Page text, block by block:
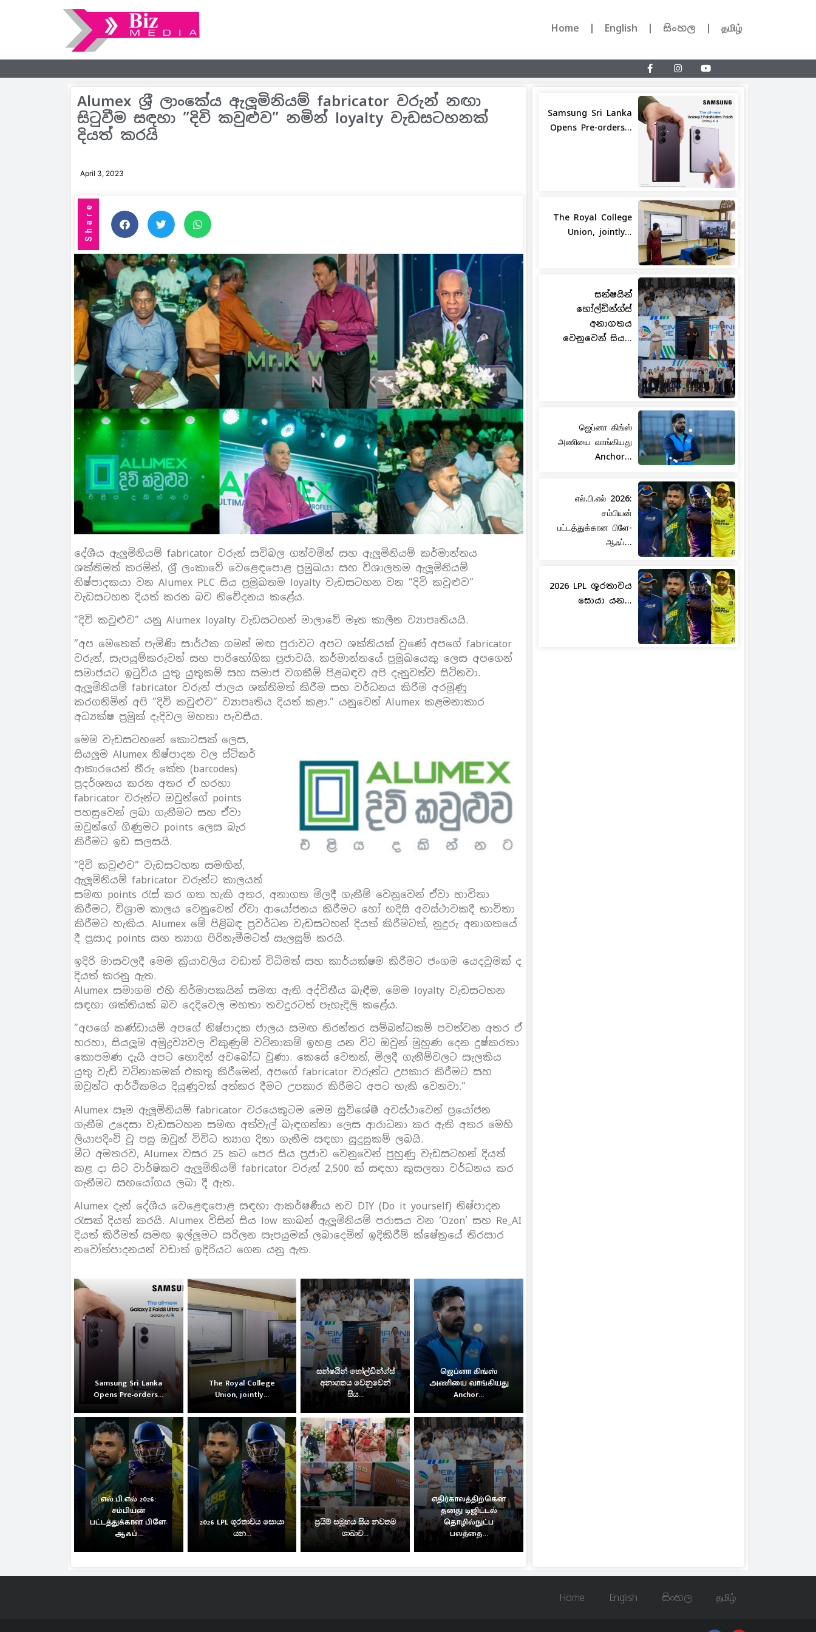
Home English සිංහල தமிழ்
Alumex ශ‍්‍රී ලාංකේය ඇලූමිනියම් fabricator වරුන් නඟා
සිටුවීම සඳහා ”දිවි කවුළුව” නමින් loyalty වැඩසටහනක්
දියත් කරයි
April 3, 2023
Share Share
දේශීය ඇලූමිනියම් fabricator වරුන් සවිබල ගන්වමින් සහ ඇලූමිනියම් කර්මාන්තය
ශක්තිමත් කරමින්, ශ‍්‍රී ලංකාවේ වෙළෙඳපොළ ප‍්‍රමුඛයා සහ විශාලතම ඇලූමිනියම්
නිෂ්පාදකයා වන Alumex PLC සිය ප‍්‍රමුඛතම loyalty වැඩසටහන වන ”දිවි කවුළුව”
වැඩසටහන දියත් කරන බව නිවේදනය කළේය.
”දිවි කවුළුව” යනු Alumex loyalty වැඩසටහන් මාලාවේ මෑත කාලීන ව්‍යාපෘතියයි.
”අප මෙතෙක් පැමිණි සාර්ථක ගමන් මඟ පුරාවට අපට ශක්තියක් වුණේ අපගේ fabricator
වරුන්, සැපයුම්කරුවන් සහ පාරිභෝගික ප‍්‍රජාවයි. කර්මාන්තයේ ප‍්‍රමුඛයෙකු ලෙස අපගෙන්
සමාජයට ඉටුවිය යුතු යුතුකම් සහ සමාජ වගකීම් පිළබඳව අපි දැනුවත්ව සිටිනවා.
ඇලූමිනියම් fabricator වරුන් ජාලය ශක්තිමත් කිරීම සහ වර්ධනය කිරීම අරමුණු
කරගනිමින් අපි ”දිවි කවුළුව” ව්‍යාපෘතිය දියත් කළා.” යනුවෙන් Alumex කළමනාකාර
අධ්‍යක්ෂ ප‍්‍රමුක් දැදිවල මහතා පැවසීය.
මෙම වැඩසටහනේ කොටසක් ලෙස,
සියලූම Alumex නිෂ්පාදන වල ස්ටිකර්
ආකාරයෙන් තීරු කේත (barcodes)
ප‍්‍රදර්ශනය කරන අතර ඒ හරහා
fabricator වරුන්ට ඔවුන්ගේ points
පහසුවෙන් ලබා ගැනීමට සහ ඒවා
ඔවුන්ගේ ගිණුමට points ලෙස බැර
කිරීමට ඉඩ සලසයි.
”දිවි කවුළුව” වැඩසටහන සමඟින්,
ඇලූමිනියම් fabricator වරුන්ට කාලයත්
සමඟ points රැස් කර ගත හැකි අතර, අනාගත මිලදී ගැනීම් වෙනුවෙන් ඒවා භාවිතා
කිරීමට, විශ‍්‍රාම කාලය වෙනුවෙන් ඒවා ආයෝජනය කිරීමට හෝ හදිසි අවස්ථාවකදී භාවිතා
කිරීමට හැකිය. Alumex මේ පිළිබඳ ප‍්‍රවර්ධන වැඩසටහන් දියත් කිරීමටත්, නුදුරු අනාගතයේ
දී ප‍්‍රසාද points සහ ත්‍යාග පිරිනැමීමටත් සැලසුම් කරයි.
ඉදිරි මාසවලදී මෙම ක‍්‍රියාවලිය වඩාත් විධිමත් සහ කාර්යක්ෂම කිරීමට ජංගම යෙදවුමක් ද
දියත් කරනු ඇත.
Alumex සමාගම එහි නිර්මාපකයින් සමඟ ඇති අද්විතීය බැඳීම, මෙම loyalty වැඩසටහන
සඳහා ශක්තියක් බව දෙදිවෙල මහතා තවදුරටත් පැහැදිලි කළේය.
”අපගේ කණ්ඩායම් අපගේ නිෂ්පාදක ජාලය සමඟ නිරන්තර සම්බන්ධකම් පවත්වන අතර ඒ
හරහා, සියලූම අමුද්‍රව්‍යවල විකුණුම් වටිනාකම් ඉහළ යන විට ඔවුන් මුහුණ දෙන දුෂ්කරතා
කොපමණ දැයි අපට හොදින් අවබෝධ වුණා. කෙසේ වෙතත්, මිලදී ගැනීම්වලට සැලකිය
යුතු වැඩි වටිනාකමක් එකතු කිරීමෙන්, අපගේ fabricator වරුන්ට උපකාර කිරීමට සහ
ඔවුන්ට ආර්ථිකමය දියුණුවක් අත්කර දීමට උපකාර කිරීමට අපට හැකි වෙනවා.”
Alumex සෑම ඇලූමිනියම් fabricator වරයෙකුටම මෙම සුවිශේෂී අවස්ථාවෙන් ප‍්‍රයෝජන
ගැනීම උදෙසා වැඩසටහන සමඟ අත්වැල් බැඳගන්නා ලෙස ආරාධනා කර ඇති අතර මෙහි
ලියාපදිංචි වූ පසු ඔවුන් විවිධ ත්‍යාග දිනා ගැනීම සඳහා සුදුසුකම් ලබයි.
මීට අමතරව, Alumex වසර 25 කට පෙර සිය ප‍්‍රජාව වෙනුවෙන් පුහුණු වැඩසටහන් දියත්
කළ දා සිට වාර්ෂිකව ඇලූමිනියම් fabricator වරුන් 2,500 ක් සඳහා කුසලතා වර්ධනය කර
ගැනීමට සහයෝගය ලබා දී ඇත.
Alumex දැන් දේශීය වෙළෙඳපොළ සඳහා ආකර්ෂණීය නව DIY (Do it yourself) නිෂ්පාදන
රැසක් දියත් කරයි. Alumex විසින් සිය low කාබන් ඇලූමිනියම් පරාසය වන ‘Ozon’ සහ Re_AI
දියත් කිරීමත් සමඟ ඉල්ලූමට සරිලන සැපයුමක් ලබාදෙමින් ඉදිකිරීම් ක්ෂේත‍්‍රයේ තිරසාර
නවෝත්පාදනයන් වඩාත් ඉදිරියට ගෙන යනු ඇත.
Samsung Sri Lanka
Opens Pre-orders...
The Royal College
Union, jointly...
සන්ෂයින් හෝල්ඩින්ග්ස්
අනාගතය වෙනුවෙන්
සිය...
ஜெப்னா கிங்ஸ்
அணியை வாங்கியது
Anchor...
எல்.பி.எல் 2026:
சம்பியன்
பட்டத்துக்கான பிளே-
ஆஃப்...
2026 LPL ශූරතාවය සොයා
යන...
ප්‍රයිම් සමූහය සිය නවතම
ශාඛාව...
எதிர்காலத்திற்கென
தனது டிஜிட்டல்
தொழில்நுட்ப
பலத்தை...
Samsung Sri Lanka
Opens Pre-orders...
The Royal College
Union, jointly...
සන්ෂයින්
හෝල්ඩින්ග්ස්
අනාගතය
වෙනුවෙන් සිය...
ஜெப்னா கிங்ஸ்
அணியை வாங்கியது
Anchor...
எல்.பி.எல் 2026:
சம்பியன்
பட்டத்துக்கான பிளே-
ஆஃப்...
2026 LPL ශූරතාවය
සොයා යන...
Home English සිංහල தமிழ்